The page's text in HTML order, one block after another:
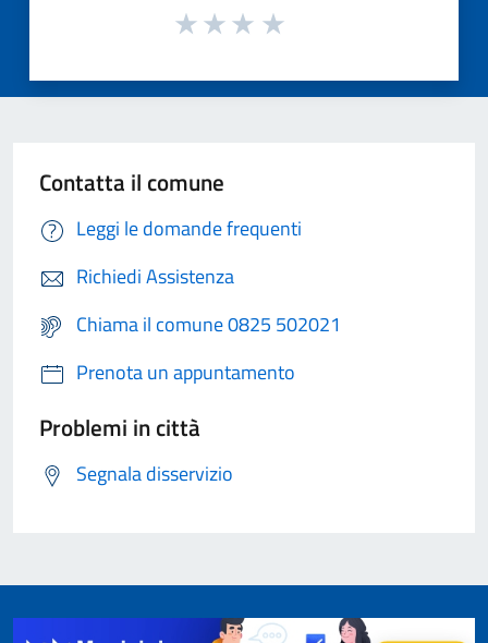
Contatta il comune
Leggi le domande frequenti
Richiedi Assistenza
Chiama il comune 0825 502021
Prenota un appuntamento
Problemi in città
Segnala disservizio